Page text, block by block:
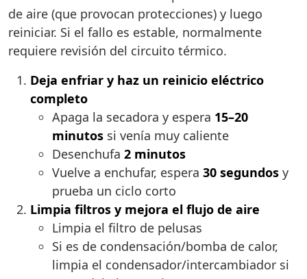
de aire (que provocan protecciones) y luego
reiniciar. Si el fallo es estable, normalmente
requiere revisión del circuito térmico.
Deja enfriar y haz un reinicio eléctrico
completo
Apaga la secadora y espera 15–20
minutos si venía muy caliente
Desenchufa 2 minutos
Vuelve a enchufar, espera 30 segundos y
prueba un ciclo corto
Limpia filtros y mejora el flujo de aire
Limpia el filtro de pelusas
Si es de condensación/bomba de calor,
limpia el condensador/intercambiador si